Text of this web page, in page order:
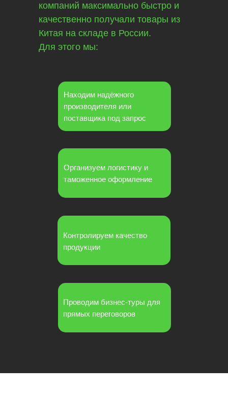
компаний максимально быстро и
качественно получали товары из
Китая на складе в России.
Для этого мы:
Находим надёжного
производителя или
поставщика под запрос
Контролируем качество
продукции
Организуем логистику и
таможенное оформление
Проводим бизнес-туры для
прямых переговоров